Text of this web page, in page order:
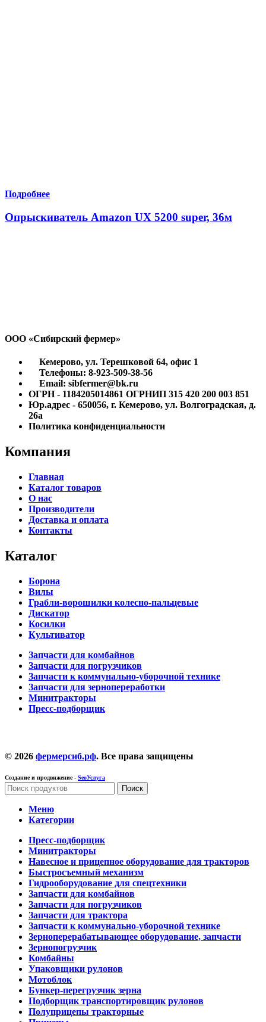
Подробнее
Опрыскиватель Amazon UX 5200 super, 36м
ООО «Сибирский фермер»
Кемерово, ул. Терешковой 64, офис 1
Телефоны: 8-923-509-38-56
Email: sibfermer@bk.ru
ОГРН - 1184205014861 ОГРНИП 315 420 200 003 851
Юр.адрес - 650056, г. Кемерово, ул. Волгоградская, д.
26а
Политика конфиденциальности
Компания
Главная
Каталог товаров
О нас
Производители
Доставка и оплата
Контакты
Каталог
Борона
Вилы
Грабли-ворошилки колесно-пальцевые
Дискатор
Косилки
Культиватор
Запчасти для комбайнов
Запчасти для погрузчиков
Запчасти к коммунально-уборочной технике
Запчасти для зернопереработки
Минитракторы
Пресс-подборщик
© 2026 фермерсиб.рф. Все права защищены
Создание и продвижение - SeoУслуга
Поиск
Меню
Категории
Пресс-подборщик
Минитракторы
Навесное и прицепное оборудование для тракторов
Быстросъемный механизм
Гидрооборудование для спецтехники
Запчасти для комбайнов
Запчасти для погрузчиков
Запчасти для трактора
Запчасти к коммунально-уборочной технике
Зерноперерабатывающее оборудование, запчасти
Зернопогрузчик
Комбайны
Упаковщики рулонов
Мотоблок
Бункер-перегрузчик зерна
Подборщик транспортировщик рулонов
Полуприцепы тракторные